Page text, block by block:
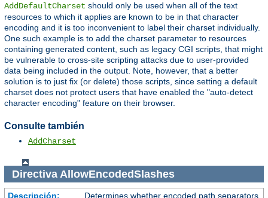
AddDefaultCharset should only be used when all of the text
resources to which it applies are known to be in that character
encoding and it is too inconvenient to label their charset individually.
One such example is to add the charset parameter to resources
containing generated content, such as legacy CGI scripts, that might
be vulnerable to cross-site scripting attacks due to user-provided
data being included in the output. Note, however, that a better
solution is to just fix (or delete) those scripts, since setting a default
charset does not protect users that have enabled the "auto-detect
character encoding" feature on their browser.
Consulte también
AddCharset
Directiva AllowEncodedSlashes
Descripción:
Determines whether encoded path separators